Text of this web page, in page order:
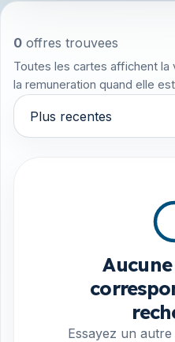
0 offres trouvees
Toutes les cartes affichent
la remuneration quand elle
Trier par
Essayez un